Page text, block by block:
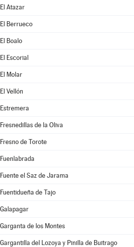
El Atazar
El Berrueco
El Boalo
El Escorial
El Molar
El Vellón
Estremera
Fresnedillas de la Oliva
Fresno de Torote
Fuenlabrada
Fuente el Saz de Jarama
Fuentidueña de Tajo
Galapagar
Garganta de los Montes
Gargantilla del Lozoya y Pinilla de Buitrago